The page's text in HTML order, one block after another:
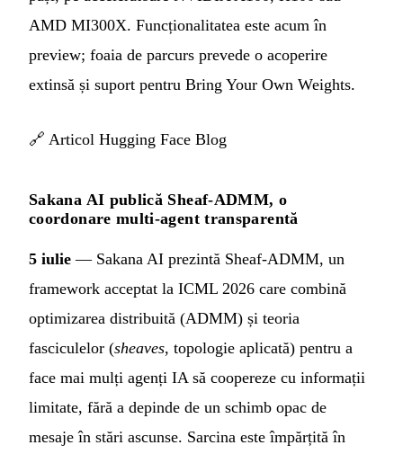
AMD MI300X. Funcționalitatea este acum în
preview; foaia de parcurs prevede o acoperire
extinsă și suport pentru Bring Your Own Weights.
🔗 Articol Hugging Face Blog
Sakana AI publică Sheaf-ADMM, o
coordonare multi-agent transparentă
5 iulie — Sakana AI prezintă Sheaf-ADMM, un
framework acceptat la ICML 2026 care combină
optimizarea distribuită (ADMM) și teoria
fasciculelor (sheaves, topologie aplicată) pentru a
face mai mulți agenți IA să coopereze cu informații
limitate, fără a depinde de un schimb opac de
mesaje în stări ascunse. Sarcina este împărțită în